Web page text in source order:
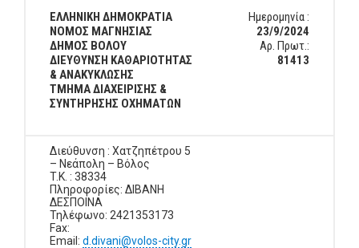
ΕΛΛΗΝΙΚΗ ΔΗΜΟΚΡΑΤΙΑ
ΝΟΜΟΣ ΜΑΓΝΗΣΙΑΣ
ΔΗΜΟΣ ΒΟΛΟΥ
ΔΙΕΥΘΥΝΣΗ ΚΑΘΑΡΙΟΤΗΤΑΣ
& ΑΝΑΚΥΚΛΩΣΗΣ
ΤΜΗΜΑ ΔΙΑΧΕΙΡΙΣΗΣ &
ΣΥΝΤΗΡΗΣΗΣ ΟΧΗΜΑΤΩΝ
Ημερομηνία :
23/9/2024
Αρ. Πρωτ.:
81413
Διεύθυνση : Χατζηπέτρου 5
– Νεάπολη – Βόλος
T.K. : 38334
Πληροφορίες: ΔΙΒΑΝΗ
ΔΕΣΠΟΙΝΑ
Τηλέφωνο: 2421353173
Fax:
Email: d.divani@volos-city.gr